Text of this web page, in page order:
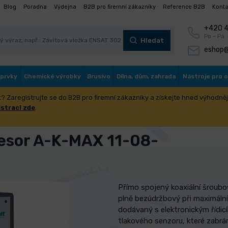
Blog Poradna Výdejna B2B pro firemní zákazníky Reference B2B
Hledat
+420
Po -
Chemické výrobky Brusivo Dílna, dům, zahrada Nástroje pro
Zaregistrujte se do B2B pro firemní zákazníky a získejte hned
zde.
Aircraft
nádobě
A-K-MAX 11-08-
Přímo spojený koaxiální
plně bezúdržbový při
dodávaný s elektronickým
tlakového senzoru, které